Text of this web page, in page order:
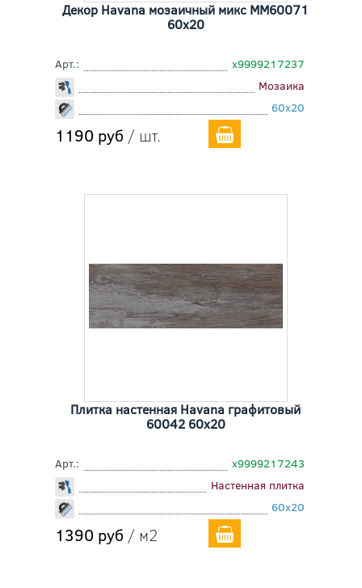
Декор Havana мозаичный микс MM60071
60x20
Арт.:
х9999217237
Мозаика
60x20
1190 руб / шт.
Плитка настенная Havana графитовый
60042 60x20
Арт.:
х9999217243
Настенная плитка
60x20
1390 руб / м2